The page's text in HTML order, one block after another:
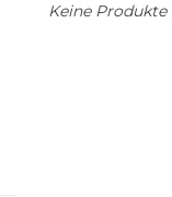
Keine Produkte